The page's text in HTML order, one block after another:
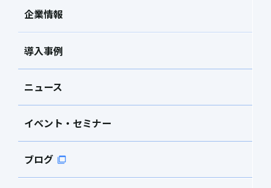
企業情報
導入事例
ニュース
イベント・セミナー
ブログ